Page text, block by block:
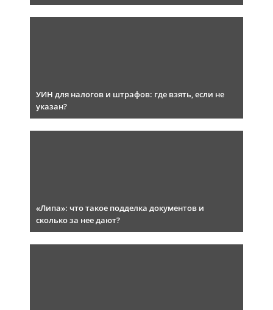
УИН для налогов и штрафов: где взять, если не
указан?
«Липа»: что такое подделка документов и
сколько за нее дают?